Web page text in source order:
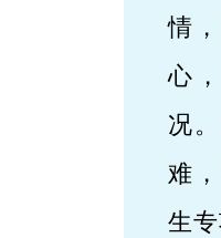
情
心
况
难
生